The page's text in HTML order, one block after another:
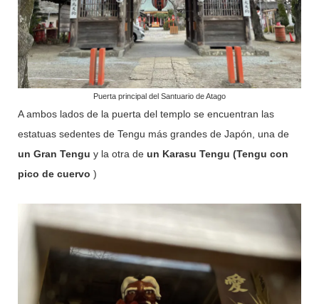
Puerta principal del Santuario de Atago
A ambos lados de la puerta del templo se encuentran las
estatuas sedentes de Tengu más grandes de Japón, una de
un Gran Tengu y la otra de un Karasu Tengu (Tengu con
pico de cuervo )